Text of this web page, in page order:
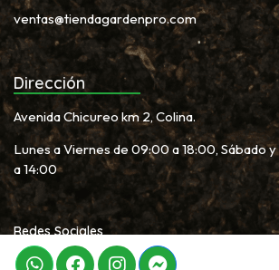
ventas@tiendagardenpro.com
Dirección
Avenida Chicureo km 2, Colina.
Lunes a Viernes de 09:00 a 18:00, Sábado
a 14:00
Redes Sociales